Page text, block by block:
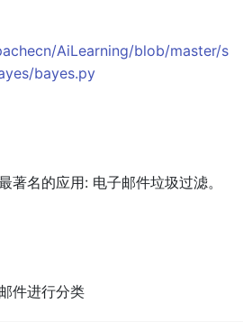
AiLearning/blob/master/s
bayes.py
著名的应用: 电子邮件垃圾过滤。
件进行分类